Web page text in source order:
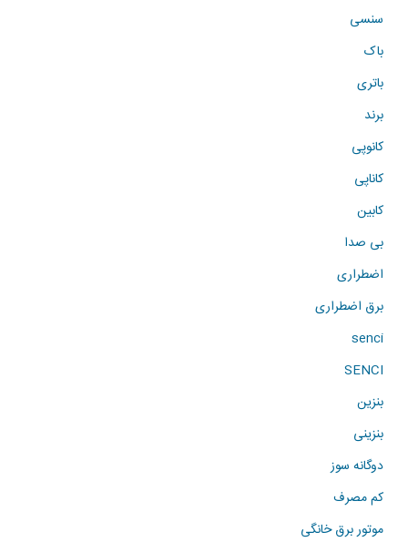
سنسی
باک
باتری
برند
کانوپی
کاناپی
کابین
بی صدا
اضطراری
برق اضطراری
senci
SENCI
بنزین
بنزینی
دوگانه سوز
کم مصرف
موتور برق خانگی